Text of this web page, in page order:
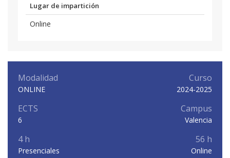
Lugar de impartición
Online
Modalidad
ONLINE
Curso
2024-2025
ECTS
6
Campus
Valencia
4 h
Presenciales
56 h
Online